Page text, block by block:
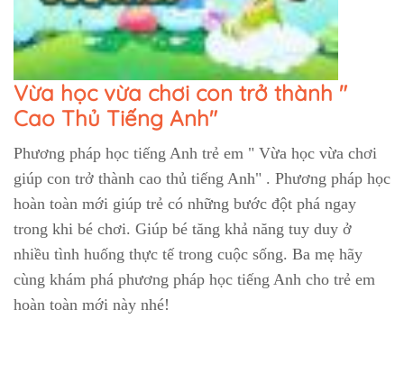
Vừa học vừa chơi con trở thành "
Cao Thủ Tiếng Anh"
Phương pháp học tiếng Anh trẻ em " Vừa học vừa chơi
giúp con trở thành cao thủ tiếng Anh" . Phương pháp học
hoàn toàn mới giúp trẻ có những bước đột phá ngay
trong khi bé chơi. Giúp bé tăng khả năng tuy duy ở
nhiều tình huống thực tế trong cuộc sống. Ba mẹ hãy
cùng khám phá phương pháp học tiếng Anh cho trẻ em
hoàn toàn mới này nhé!